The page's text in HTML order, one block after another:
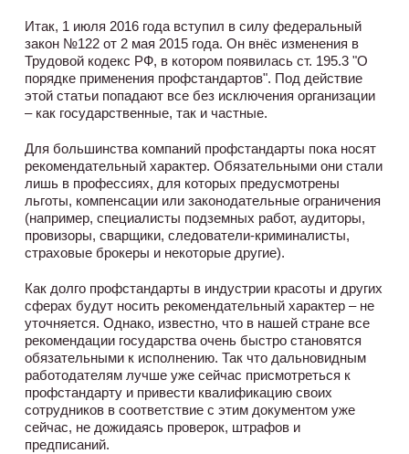
Итак, 1 июля 2016 года вступил в силу федеральный
закон №122 от 2 мая 2015 года. Он внёс изменения в
Трудовой кодекс РФ, в котором появилась ст. 195.3 "О
порядке применения профстандартов". Под действие
этой статьи попадают все без исключения организации
– как государственные, так и частные.
Для большинства компаний профстандарты пока носят
рекомендательный характер. Обязательными они стали
лишь в профессиях, для которых предусмотрены
льготы, компенсации или законодательные ограничения
(например, специалисты подземных работ, аудиторы,
провизоры, сварщики, следователи-криминалисты,
страховые брокеры и некоторые другие).
Как долго профстандарты в индустрии красоты и других
сферах будут носить рекомендательный характер – не
уточняется. Однако, известно, что в нашей стране все
рекомендации государства очень быстро становятся
обязательными к исполнению. Так что дальновидным
работодателям лучше уже сейчас присмотреться к
профстандарту и привести квалификацию своих
сотрудников в соответствие с этим документом уже
сейчас, не дожидаясь проверок, штрафов и
предписаний.